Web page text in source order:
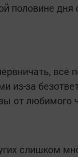
половине дня
все
из-за
от любимого
слишком